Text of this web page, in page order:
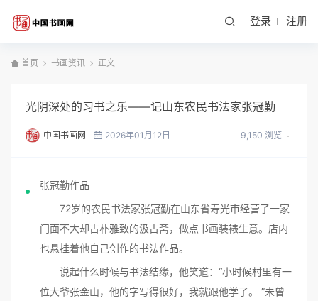
登录 注册
首页 书画资讯 正文
光阴深处的习书之乐——记山东农民书法家张冠勤
中国书画网 2026年01月12日 9,150 浏览
张冠勤作品
72岁的农民书法家张冠勤在山东省寿光市经营了一家
门面不大却古朴雅致的汲古斋，做点书画装裱生意。店内
也悬挂着他自己创作的书法作品。
说起什么时候与书法结缘，他笑道：“小时候村里有一
位大爷张金山，他的字写得很好，我就跟他学了。 ”未曾